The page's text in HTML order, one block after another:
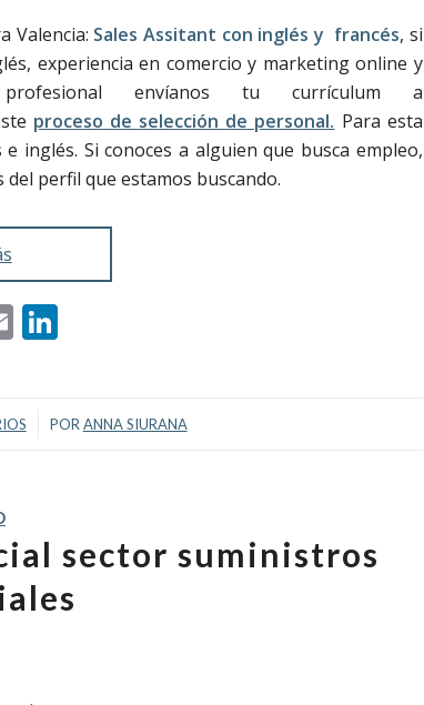
Valencia: Sales Assitant con inglés y francés, si
experiencia en comercio y marketing online y
envíanos tu currículum a
proceso de selección de personal. Para esta
inglés. Si conoces a alguien que busca empleo,
perfil que estamos buscando.
Email
PORANNA SIURANA
sector suministros